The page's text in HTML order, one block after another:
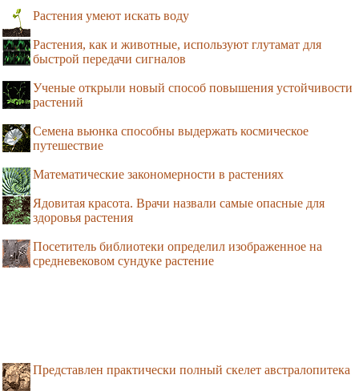
Растения умеют искать воду
Растения, как и животные, используют глутамат для
быстрой передачи сигналов
Ученые открыли новый способ повышения устойчивости
растений
Семена вьюнка способны выдержать космическое
путешествие
Математические закономерности в растениях
Ядовитая красота. Врачи назвали самые опасные для
здоровья растения
Посетитель библиотеки определил изображенное на
средневековом сундуке растение
Представлен практически полный скелет австралопитека